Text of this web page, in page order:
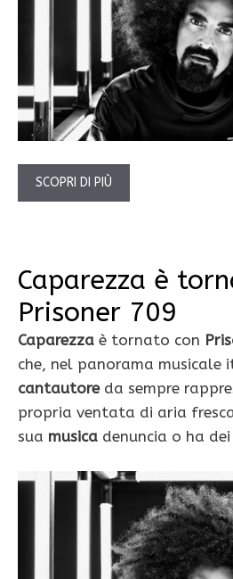
SCOPRI DI PIÙ
Caparezza è
Prisoner 709
Caparezza è tornato con
che, nel panorama musicale
cantautoreda sempre
propria ventata di aria
sua musica denuncia o ha